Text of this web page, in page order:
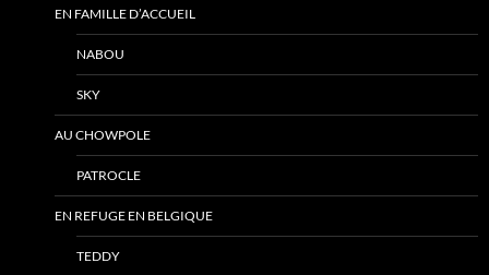
EN FAMILLE D’ACCUEIL
NABOU
SKY
AU CHOWPOLE
PATROCLE
EN REFUGE EN BELGIQUE
TEDDY